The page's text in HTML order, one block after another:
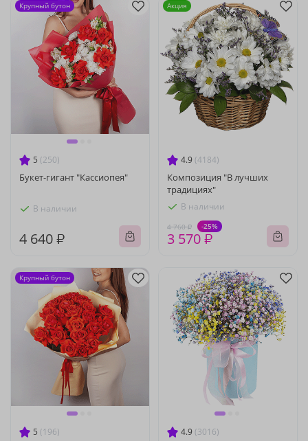
5 (250)
Букет-гигант "Кассиопея"
В наличии
4 640 ₽
Крупный бутон
4.9 (4184)
Композиция "В лучших
традициях"
В наличии
4 760 ₽ -25%
3 570 ₽
Акция
5 (196)
Крупный бутон
4.9 (3016)